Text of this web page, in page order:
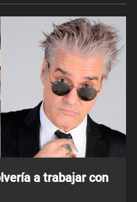
a trabajar con